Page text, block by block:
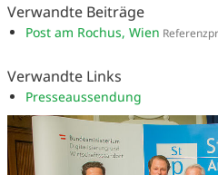
Verwandte Beiträge
Post am Rochus, Wien
Verwandte Links
Presseaussendung